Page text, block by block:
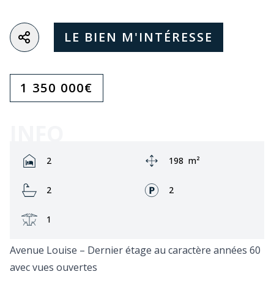
LE BIEN M'INTÉRESSE
1 350 000€
Rooms:
2 Zone:
198 m²
Bathrooms:
2 Façades:
2
Terrasse:
1
Avenue Louise – Dernier étage au caractère années 60
avec vues ouvertes